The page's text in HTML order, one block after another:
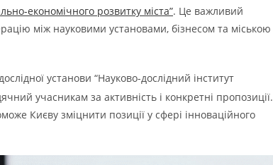
економічного розвитку міста”. Це важливий
між науковими установами, бізнесом та міською
установи “Науково-дослідний інститут
учасникам за активність і конкретні пропозиції.
Києву зміцнити позиції у сфері інноваційного